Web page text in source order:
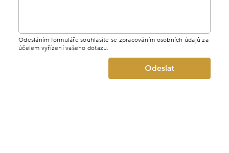
Odesláním formuláře souhlasíte se zpracováním osobních údajů za
účelem vyřízení vašeho dotazu.
Odeslat